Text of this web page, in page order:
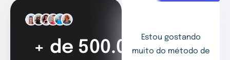
+ de 500.000
Estou gostando
muito do método de